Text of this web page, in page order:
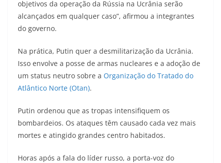
objetivos da operação da Rússia na Ucrânia serão
alcançados em qualquer caso”, afirmou a integrantes
do governo.
Na prática, Putin quer a desmilitarização da Ucrânia.
Isso envolve a posse de armas nucleares e a adoção de
um status neutro sobre a Organização do Tratado do
Atlântico Norte (Otan).
Putin ordenou que as tropas intensifiquem os
bombardeios. Os ataques têm causado cada vez mais
mortes e atingido grandes centro habitados.
Horas após a fala do líder russo, a porta-voz do